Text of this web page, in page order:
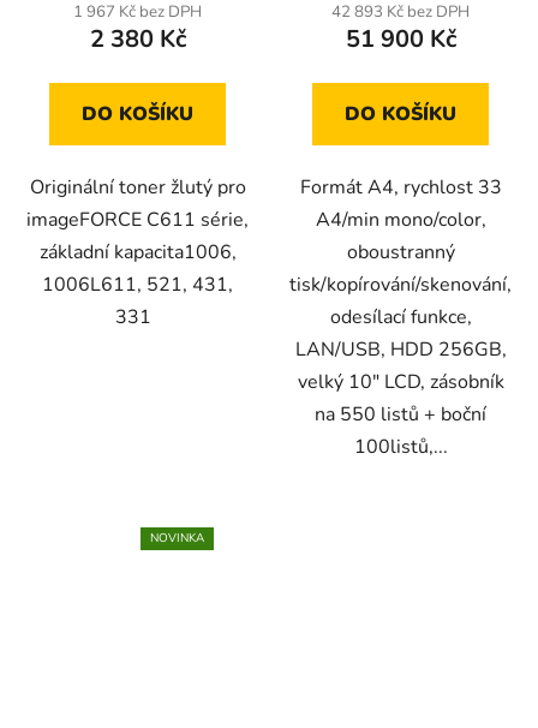
1 967 Kč bez DPH
2 380 Kč
DO KOŠÍKU
Originální toner žlutý pro
imageFORCE C611 série,
základní kapacita1006,
1006L611, 521, 431,
331
42 893 Kč bez DPH
51 900 Kč
DO KOŠÍKU
Formát A4, rychlost 33
A4/min mono/color,
oboustranný
tisk/kopírování/skenování,
odesílací funkce,
LAN/USB, HDD 256GB,
velký 10" LCD, zásobník
na 550 listů + boční
100listů,...
NOVINKA